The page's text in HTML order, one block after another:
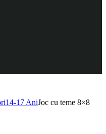
14-17 AniJoc cu teme 8×8